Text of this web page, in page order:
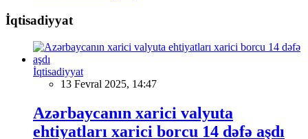
İqtisadiyyat
İqtisadiyyat
13 Fevral 2025, 14:47
Azərbaycanın xarici valyuta
ehtiyatları xarici borcu 14 dəfə aşdı